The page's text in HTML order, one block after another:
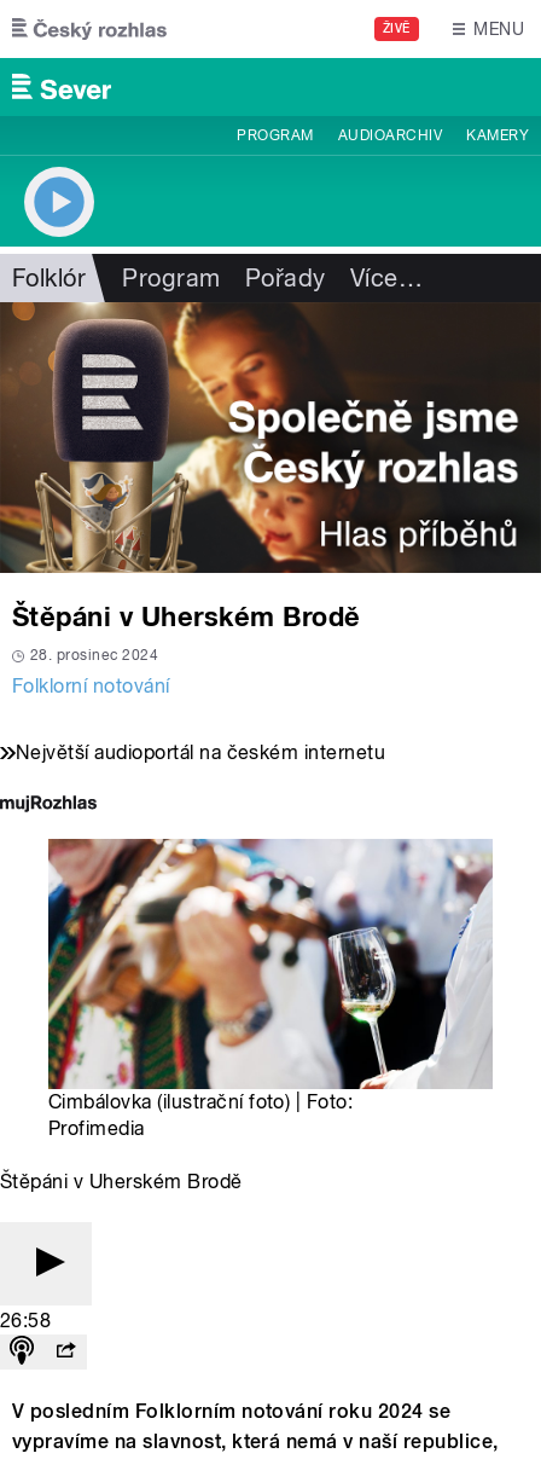
Přejít k hlavnímu obsahu
ŽIVĚ MENU
PROGRAM AUDIOARCHIV KAMERY
Folklór Program Pořady Více…
Štěpáni v Uherském Brodě
28. prosinec 2024
Folklorní notování
Největší audioportál na českém internetu
Cimbálovka (ilustrační foto) | Foto:
Profimedia
Štěpáni v Uherském Brodě
26:58
V posledním Folklorním notování roku 2024 se
vypravíme na slavnost, která nemá v naší republice,